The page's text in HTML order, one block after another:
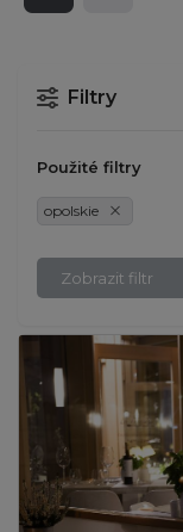
Filtry
Použité filtry
opolskie
Zobrazit filtr